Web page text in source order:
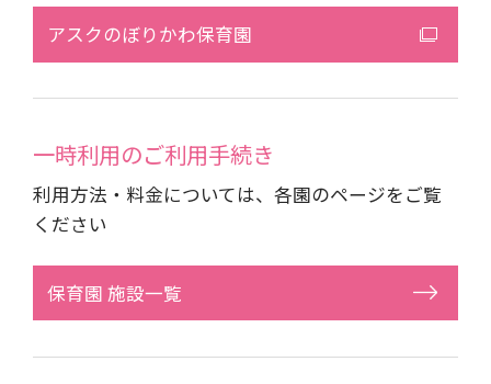
アスクのぼりかわ保育園
一時利用のご利用手続き
利用方法・料金については、各園のページをご覧
ください
保育園 施設一覧